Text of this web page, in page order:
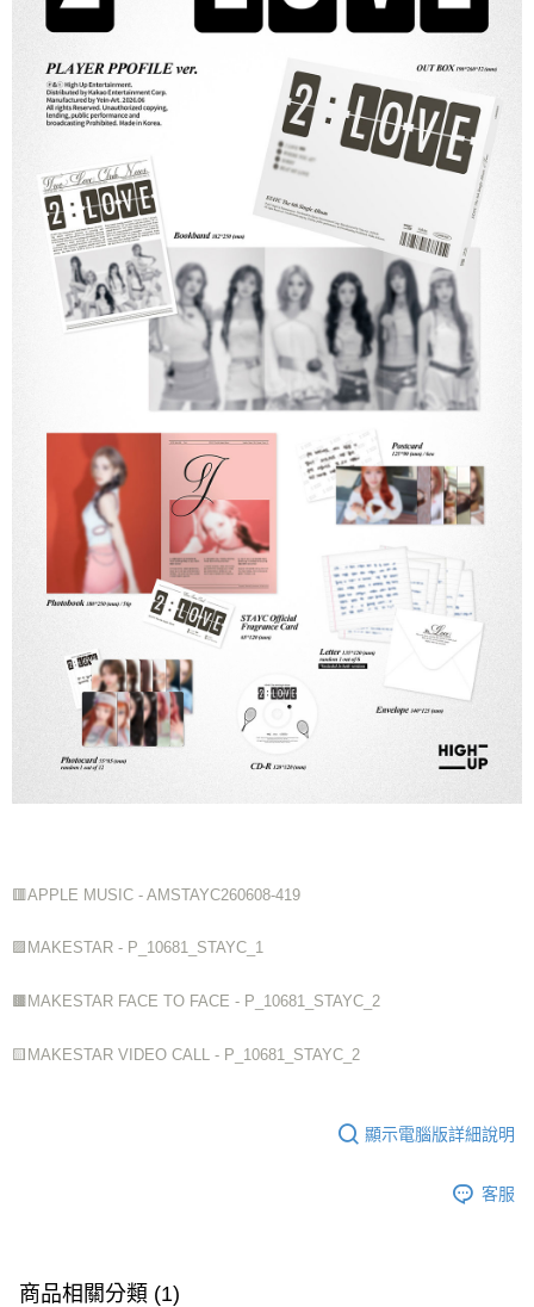
🟥APPLE MUSIC - AMSTAYC260608-419
🟪MAKESTAR - P_10681_STAYC_1
🟫MAKESTAR FACE TO FACE - P_10681_STAYC_2
🟨MAKESTAR VIDEO CALL - P_10681_STAYC_2
顯示電腦版詳細說明
客服
商品相關分類 (1)